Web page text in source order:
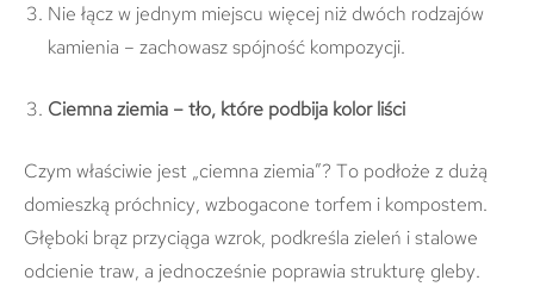
Nie łącz w jednym miejscu więcej niż dwóch rodzajów
kamienia – zachowasz spójność kompozycji.
Ciemna ziemia – tło, które podbija kolor liści
Czym właściwie jest „ciemna ziemia”? To podłoże z dużą
domieszką próchnicy, wzbogacone torfem i kompostem.
Głęboki brąz przyciąga wzrok, podkreśla zieleń i stalowe
odcienie traw, a jednocześnie poprawia strukturę gleby.